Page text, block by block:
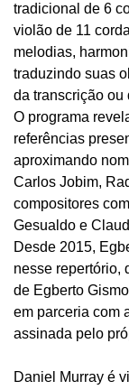
tradicional de 6
violão de 11
melodias,
traduzindo suas
da transcrição ou
O programa
referências
aproximando
Carlos Jobim,
compositores
Gesualdo e
Desde 2015,
nesse repertório,
de Egberto
em parceria com
assinada pelo
Daniel Murray é